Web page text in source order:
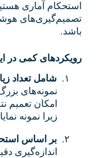
استحکام آماری
تصمیم‌گیری‌های
باشد.
رویکردهای کمی در
۱.
شامل تعداد
نمونه‌های
امکان تعمیم
زیرا نمونه
۲.
بر اساس
اندازه‌گیری